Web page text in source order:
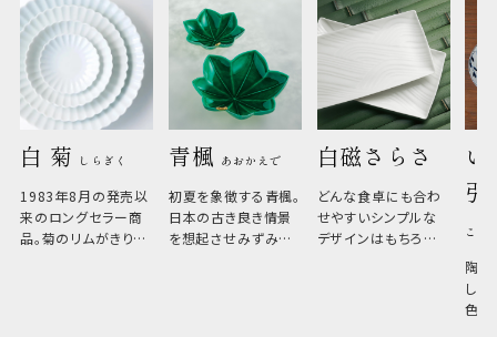
白 菊 しらぎく
1983年8月の発売以
来のロングセラー商
品。菊のリムがきりっ
青楓 あおかえで
初夏を象徴する青楓。
日本の古き良き情景
を想起させみずみず
白磁さらさ
どんな食卓にも合わ
せやすいシンプルな
デザインはもちろん、
い
こひ
陶器
しい
色の